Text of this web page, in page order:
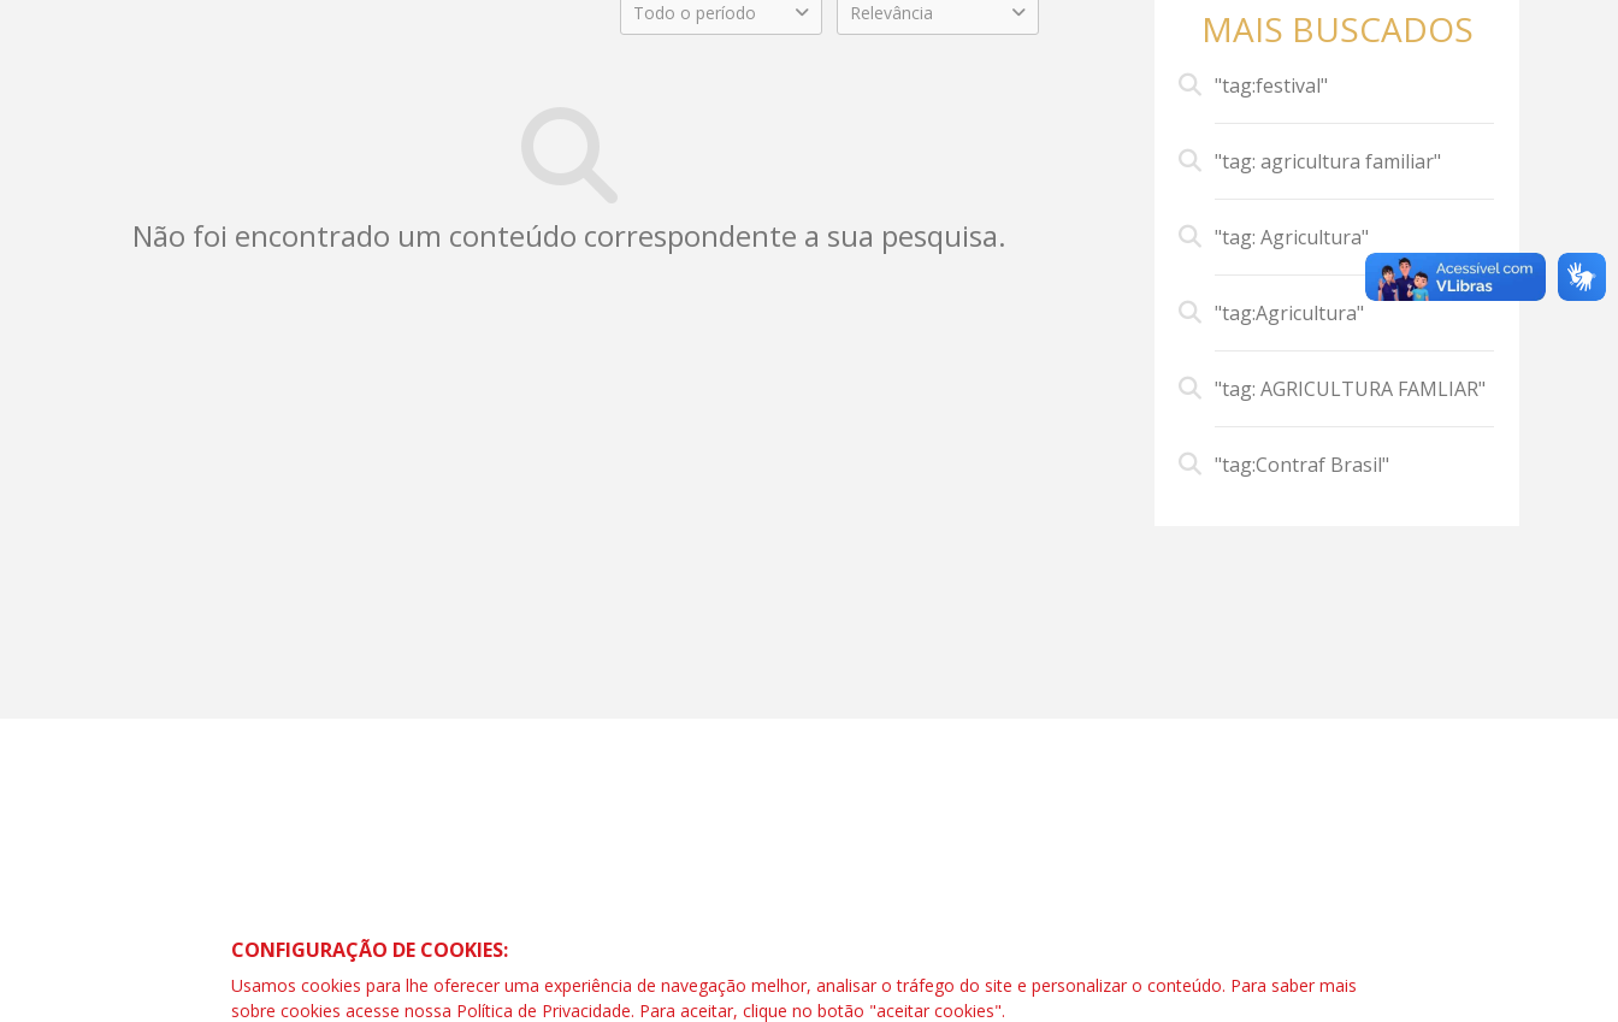
Todo o período Relevância
Não foi encontrado um conteúdo correspondente a sua pesquisa.
MAIS BUSCADOS
"tag:festival"
"tag: agricultura familiar"
"tag: Agricultura"
"tag:Agricultura"
"tag: AGRICULTURA FAMLIAR"
"tag:Contraf Brasil"
SCS Quadra 01 – Bloco “I” Ed. Central, 6º andar. Salas 603 a 606 |CEP: 70.304-900
Asa Sul – Brasília – DF
Telefone (61) 3032-8857 | www.contrafbrasil.org.br| secgeral@fetraf.org.br
SAC: 0800 04209 13
CONFIGURAÇÃO DE COOKIES:
Usamos cookies para lhe oferecer uma experiência de navegação melhor, analisar o tráfego do site e personalizar o conteúdo. Para saber mais
sobre cookies acesse nossa Política de Privacidade. Para aceitar, clique no botão "aceitar cookies".